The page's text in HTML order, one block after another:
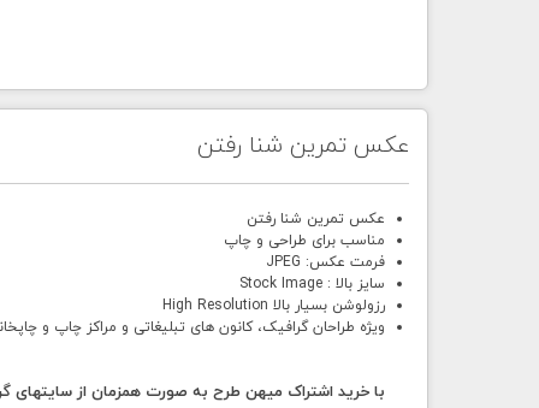
عکس تمرین شنا رفتن
عکس تمرین شنا رفتن
مناسب برای طراحی و چاپ
فرمت عکس: JPEG
سایز بالا : Stock Image
رزولوشن بسیار بالا High Resolution
ویژه طراحان گرافیک، کانون های تبلیغاتی و مراکز چاپ و
با خرید اشتراک میهن طرح به صورت همزمان از سایتهای